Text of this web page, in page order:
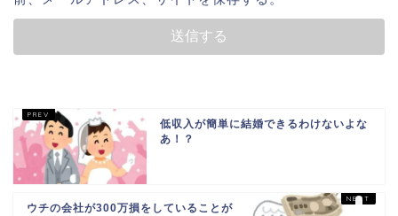
低収入が簡単に結婚できるわけないよな
あ！？
ウチの会社が300万損をしていることが
日常